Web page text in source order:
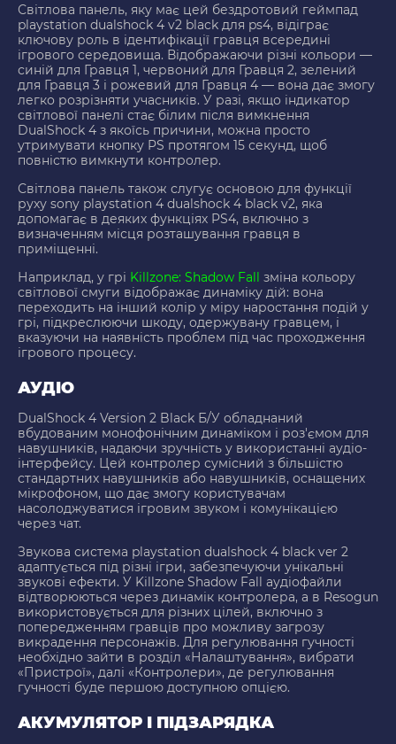
Світлова панель, яку має цей бездротовий геймпад
playstation dualshock 4 v2 black для ps4, відіграє
ключову роль в ідентифікації гравця всередині
ігрового середовища. Відображаючи різні кольори —
синій для Гравця 1, червоний для Гравця 2, зелений
для Гравця 3 і рожевий для Гравця 4 — вона дає змогу
легко розрізняти учасників. У разі, якщо індикатор
світлової панелі стає білим після вимкнення
DualShock 4 з якоїсь причини, можна просто
утримувати кнопку PS протягом 15 секунд, щоб
повністю вимкнути контролер.
Світлова панель також слугує основою для функції
руху sony playstation 4 dualshock 4 black v2, яка
допомагає в деяких функціях PS4, включно з
визначенням місця розташування гравця в
приміщенні.
Наприклад, у грі Killzone: Shadow Fall зміна кольору
світлової смуги відображає динаміку дій: вона
переходить на інший колір у міру наростання подій у
грі, підкреслюючи шкоду, одержувану гравцем, і
вказуючи на наявність проблем під час проходження
ігрового процесу.
АУДІО
DualShock 4 Version 2 Black Б/У обладнаний
вбудованим монофонічним динаміком і роз'ємом для
навушників, надаючи зручність у використанні аудіо-
інтерфейсу. Цей контролер сумісний з більшістю
стандартних навушників або навушників, оснащених
мікрофоном, що дає змогу користувачам
насолоджуватися ігровим звуком і комунікацією
через чат.
Звукова система playstation dualshock 4 black ver 2
адаптується під різні ігри, забезпечуючи унікальні
звукові ефекти. У Killzone Shadow Fall аудіофайли
відтворюються через динамік контролера, а в Resogun
використовується для різних цілей, включно з
попередженням гравців про можливу загрозу
викрадення персонажів. Для регулювання гучності
необхідно зайти в розділ «Налаштування», вибрати
«Пристрої», далі «Контролери», де регулювання
гучності буде першою доступною опцією.
АКУМУЛЯТОР І ПІДЗАРЯДКА